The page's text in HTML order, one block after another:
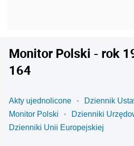
Monitor Polski - rok
164
Akty ujednolicone
Dziennik
Monitor Polski
Dzienniki
Dzienniki Unii Europejskiej